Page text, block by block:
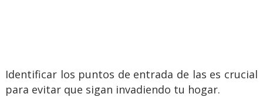
Identificar los puntos de entrada de las es crucial
para evitar que sigan invadiendo tu hogar.